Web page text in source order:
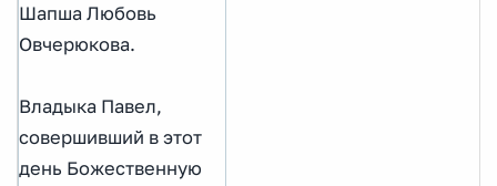
Шапша Любовь
Овчерюкова.
Владыка Павел,
совершивший в этот
день Божественную